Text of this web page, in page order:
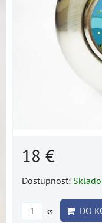
18 €
Dostupnosť:
ks DO